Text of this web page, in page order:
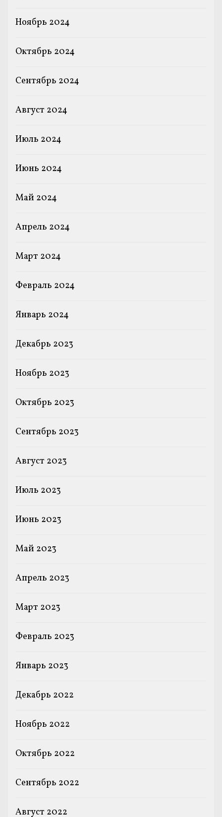
Ноябрь 2024
Октябрь 2024
Сентябрь 2024
Август 2024
Июль 2024
Июнь 2024
Май 2024
Апрель 2024
Март 2024
Февраль 2024
Январь 2024
Декабрь 2023
Ноябрь 2023
Октябрь 2023
Сентябрь 2023
Август 2023
Июль 2023
Июнь 2023
Май 2023
Апрель 2023
Март 2023
Февраль 2023
Январь 2023
Декабрь 2022
Ноябрь 2022
Октябрь 2022
Сентябрь 2022
Август 2022